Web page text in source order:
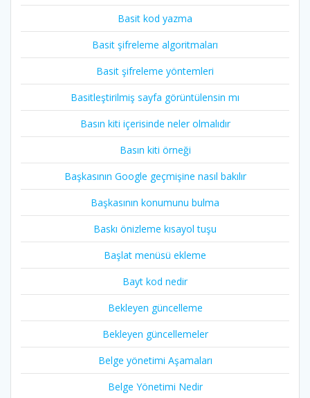
Basit kod yazma
Basit şifreleme algoritmaları
Basit şifreleme yöntemleri
Basitleştirilmiş sayfa görüntülensin mı
Basın kiti içerisinde neler olmalıdır
Basın kiti örneği
Başkasının Google geçmişine nasıl bakılır
Başkasının konumunu bulma
Baskı önizleme kısayol tuşu
Başlat menüsü ekleme
Bayt kod nedir
Bekleyen güncelleme
Bekleyen güncellemeler
Belge yönetimi Aşamaları
Belge Yönetimi Nedir